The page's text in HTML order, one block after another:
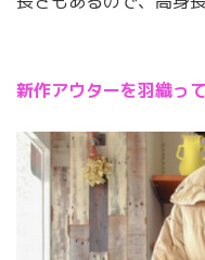
新作アウターを羽織っ